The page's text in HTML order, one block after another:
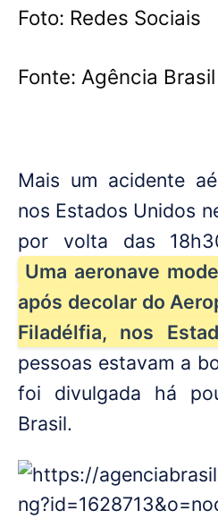
Foto: Redes Sociais
Fonte: Agência Brasil
Mais um acidente
nos Estados Unidos
por volta das
Uma aeronave
após decolar do
Filadélfia, nos
pessoas estavam a
foi divulgada há
Brasil.